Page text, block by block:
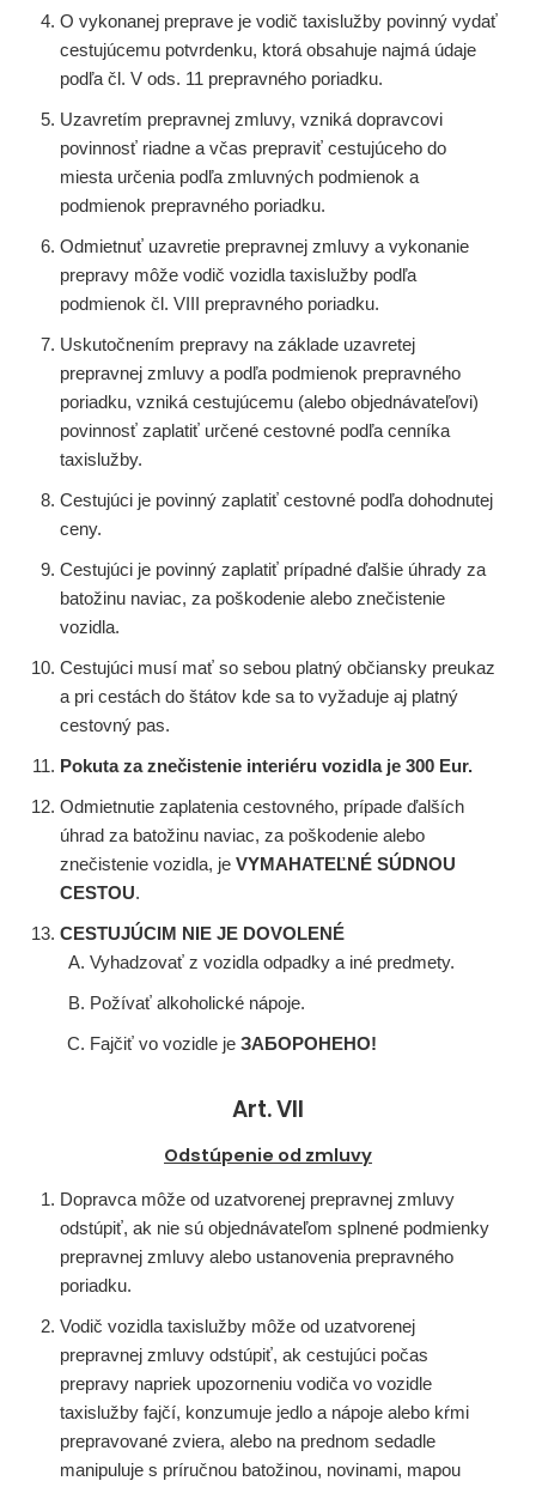
O vykonanej preprave je vodič taxislužby povinný vydať
cestujúcemu potvrdenku, ktorá obsahuje najmá údaje
podľa čl. V ods. 11 prepravného poriadku.
Uzavretím prepravnej zmluvy, vzniká dopravcovi
povinnosť riadne a včas prepraviť cestujúceho do
miesta určenia podľa zmluvných podmienok a
podmienok prepravného poriadku.
Odmietnuť uzavretie prepravnej zmluvy a vykonanie
prepravy môže vodič vozidla taxislužby podľa
podmienok čl. VIII prepravného poriadku.
Uskutočnením prepravy na základe uzavretej
prepravnej zmluvy a podľa podmienok prepravného
poriadku, vzniká cestujúcemu (alebo objednávateľovi)
povinnosť zaplatiť určené cestovné podľa cenníka
taxislužby.
Cestujúci je povinný zaplatiť cestovné podľa dohodnutej
ceny.
Cestujúci je povinný zaplatiť prípadné ďalšie úhrady za
batožinu naviac, za poškodenie alebo znečistenie
vozidla.
Cestujúci musí mať so sebou platný občiansky preukaz
a pri cestách do štátov kde sa to vyžaduje aj platný
cestovný pas.
Pokuta za znečistenie interiéru vozidla je 300 Eur.
Odmietnutie zaplatenia cestovného, prípade ďalších
úhrad za batožinu naviac, za poškodenie alebo
znečistenie vozidla, je VYMAHATEĽNÉ SÚDNOU
CESTOU.
CESTUJÚCIM NIE JE DOVOLENÉ
Vyhadzovať z vozidla odpadky a iné predmety.
Požívať alkoholické nápoje.
Fajčiť vo vozidle je ЗАБОРОНЕНО!
Art. VII
Odstúpenie od zmluvy
Dopravca môže od uzatvorenej prepravnej zmluvy
odstúpiť, ak nie sú objednávateľom splnené podmienky
prepravnej zmluvy alebo ustanovenia prepravného
poriadku.
Vodič vozidla taxislužby môže od uzatvorenej
prepravnej zmluvy odstúpiť, ak cestujúci počas
prepravy napriek upozorneniu vodiča vo vozidle
taxislužby fajčí, konzumuje jedlo a nápoje alebo kŕmi
prepravované zviera, alebo na prednom sedadle
manipuluje s príručnou batožinou, novinami, mapou